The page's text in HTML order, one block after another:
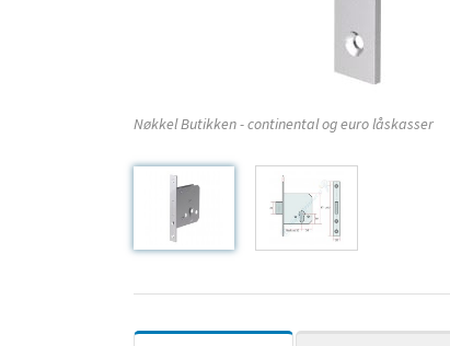
Nøkkel Butikken - continental og euro låskasser